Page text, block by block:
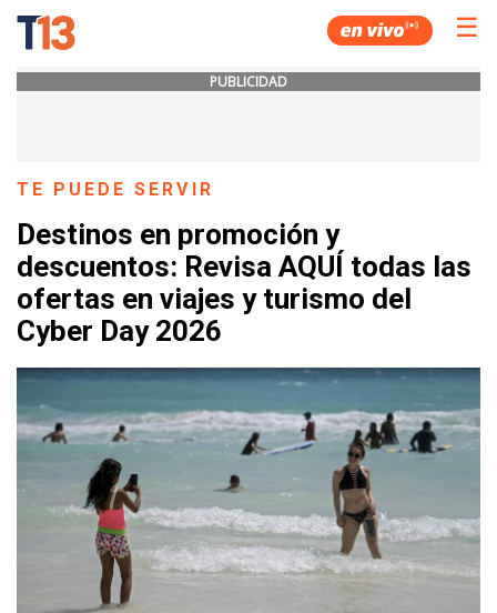
☰
PUBLICIDAD
TE PUEDE SERVIR
Destinos en promoción y
descuentos: Revisa AQUÍ todas las
ofertas en viajes y turismo del
Cyber Day 2026